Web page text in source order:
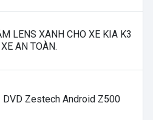
LENS XANH CHO XE KIA K3
AN TOÀN.
DVD Zestech Android Z500